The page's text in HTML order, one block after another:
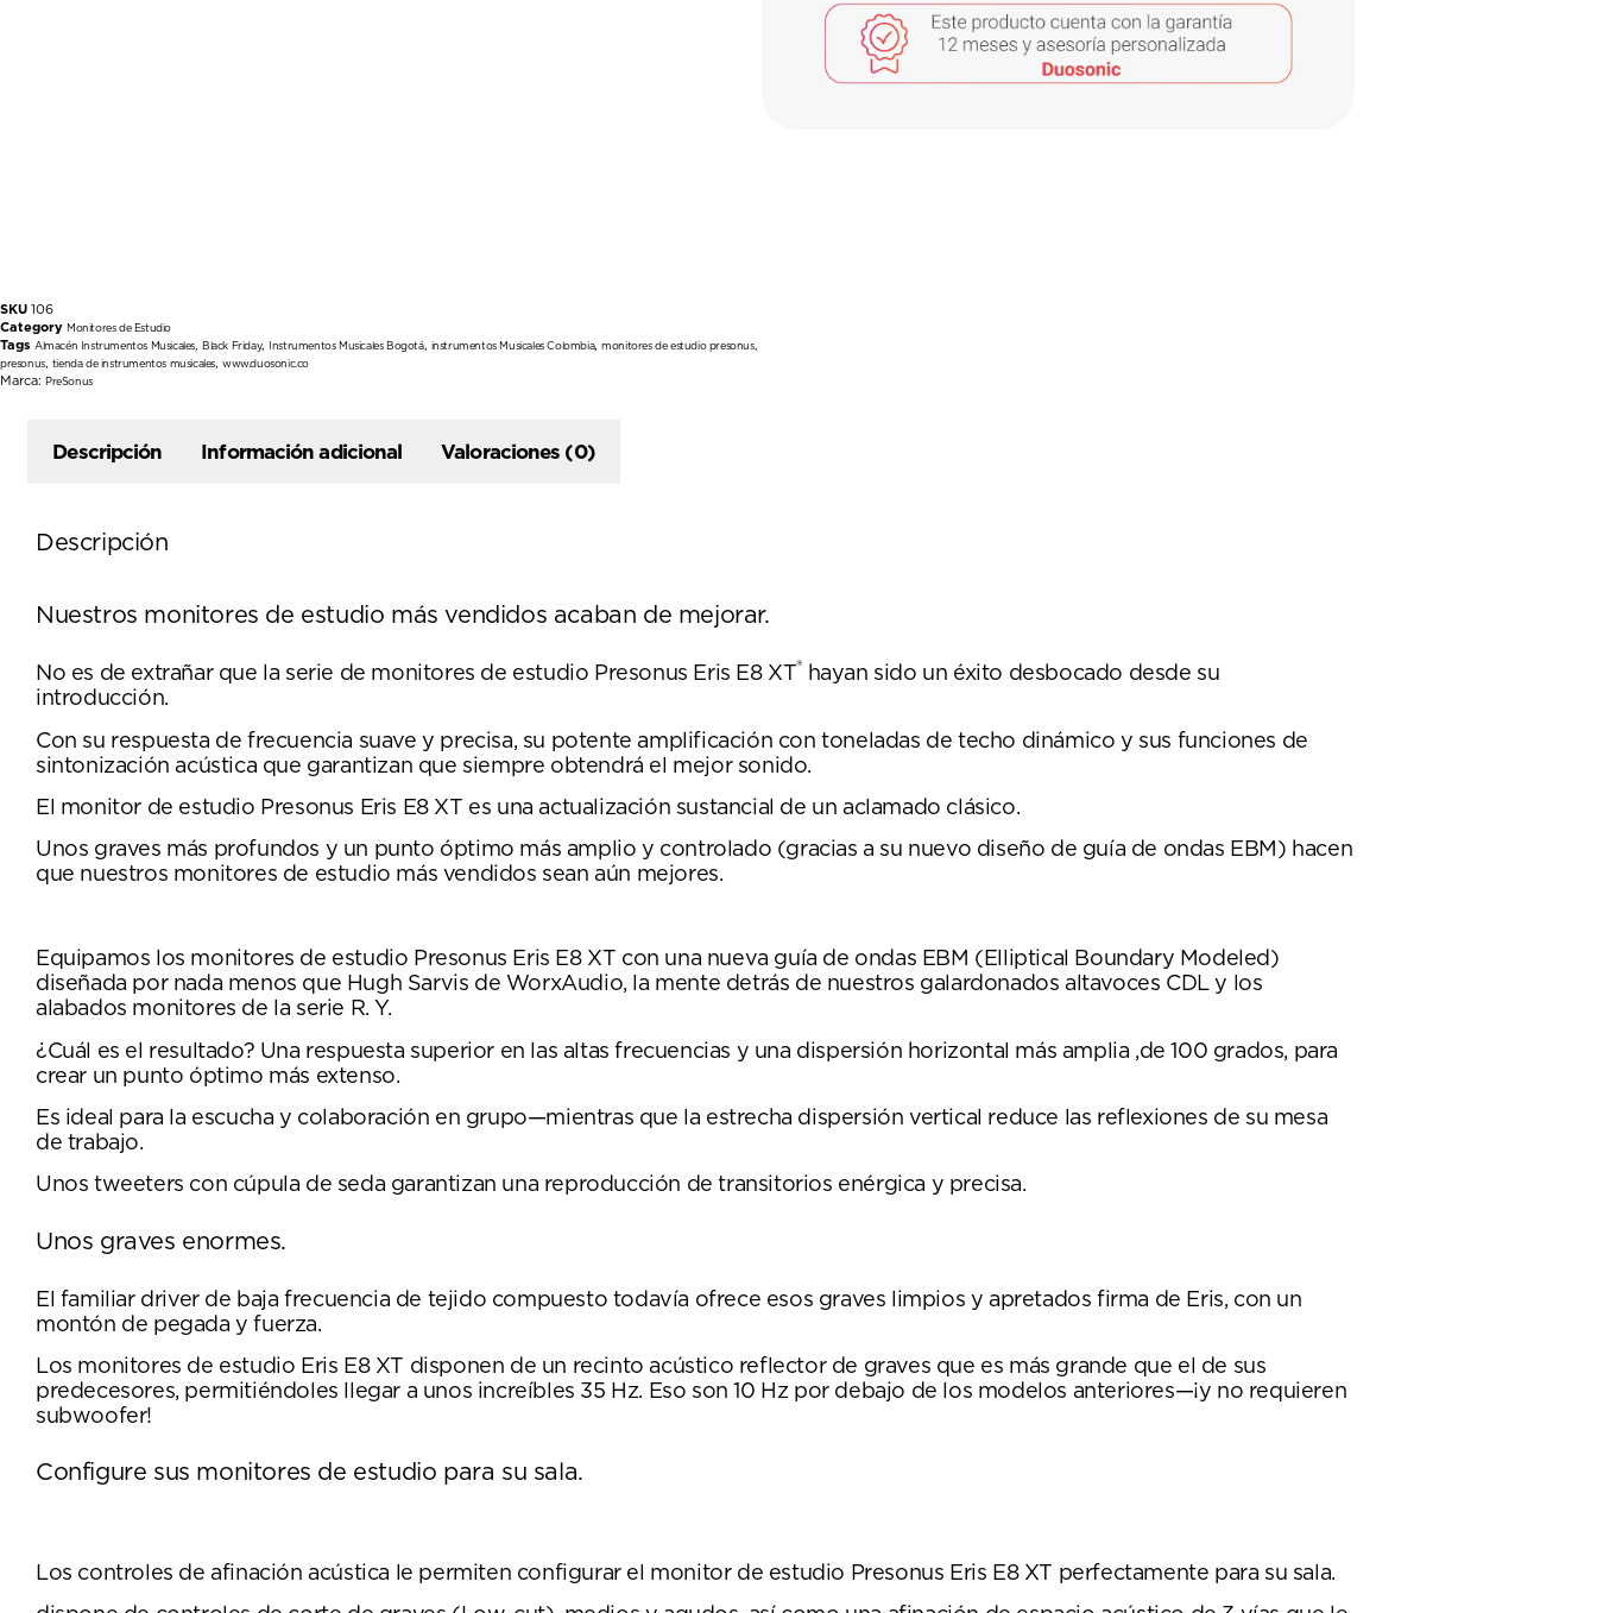
SKU 106
Category Monitores de Estudio
Tags Almacén Instrumentos Musicales, Black Friday, Instrumentos Musicales Bogotá, instrumentos Musicales Colombia,monitores de estudio presonus,
presonus, tienda de instrumentos musicales,www.duosonic.co
Marca: PreSonus
Descripción Información adicional Valoraciones (0)
Descripción
Nuestros monitores de estudio más vendidos acaban de mejorar.
No es de extrañar que la serie de monitores de estudio Presonus Eris E8 XT® hayan sido un éxito desbocado desde su
introducción.
Con su respuesta de frecuencia suave y precisa, su potente amplificación con toneladas de techo dinámico y sus funciones de
sintonización acústica que garantizan que siempre obtendrá el mejor sonido.
El monitor de estudio Presonus Eris E8 XT es una actualización sustancial de un aclamado clásico.
Unos graves más profundos y un punto óptimo más amplio y controlado (gracias a su nuevo diseño de guía de ondas EBM) hacen
que nuestros monitores de estudio más vendidos sean aún mejores.
Equipamos los monitores de estudio Presonus Eris E8 XT con una nueva guía de ondas EBM (Elliptical Boundary Modeled)
diseñada por nada menos que Hugh Sarvis de WorxAudio, la mente detrás de nuestros galardonados altavoces CDL y los
alabados monitores de la serie R. Y.
¿Cuál es el resultado? Una respuesta superior en las altas frecuencias y una dispersión horizontal más amplia ,de 100 grados, para
crear un punto óptimo más extenso.
Es ideal para la escucha y colaboración en grupo—mientras que la estrecha dispersión vertical reduce las reflexiones de su mesa
de trabajo.
Unos tweeters con cúpula de seda garantizan una reproducción de transitorios enérgica y precisa.
Unos graves enormes.
El familiar driver de baja frecuencia de tejido compuesto todavía ofrece esos graves limpios y apretados firma de Eris, con un
montón de pegada y fuerza.
Los monitores de estudio Eris E8 XT disponen de un recinto acústico reflector de graves que es más grande que el de sus
predecesores, permitiéndoles llegar a unos increíbles 35 Hz. Eso son 10 Hz por debajo de los modelos anteriores—¡y no requieren
subwoofer!
Configure sus monitores de estudio para su sala.
Los controles de afinación acústica le permiten configurar el monitor de estudio Presonus Eris E8 XT perfectamente para su sala.